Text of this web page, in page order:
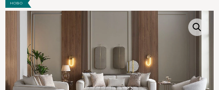
НОВО